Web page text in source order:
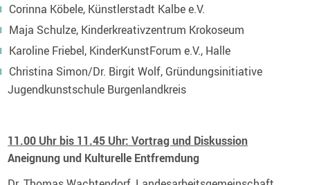
Corinna Köbele, Künstlerstadt Kalbe e.V.
Maja Schulze, Kinderkreativzentrum Krokoseum
Karoline Friebel, KinderKunstForum e.V., Halle
Christina Simon/Dr. Birgit Wolf, Gründungsinitiative
Jugendkunstschule Burgenlandkreis
11.00 Uhr bis 11.45 Uhr: Vortrag und Diskussion
Aneignung und Kulturelle Entfremdung